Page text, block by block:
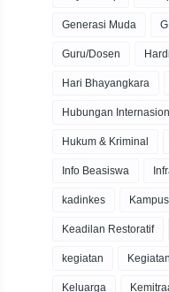
Generasi Muda
Guru/Dosen
Hari Bhayangkara
Hubungan
Hukum & Kriminal
Info Beasiswa
kadinkes Kampus
Keadilan Restoratif
kegiatan
Keluarga